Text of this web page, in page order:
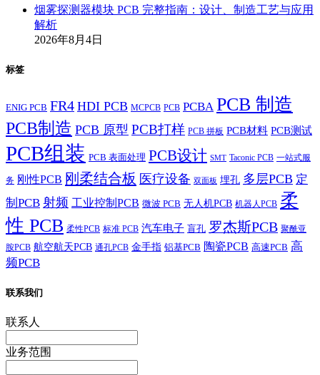
烟雾探测器模块 PCB 完整指南：设计、制造工艺与应用
解析
2026年8月4日
标签
ENIG PCB FR4 HDI PCB MCPCB PCB PCBA PCB 制造
PCB制造 PCB 原型 PCB打样 PCB 拼板 PCB材料 PCB测试
PCB组装 PCB 表面处理 PCB设计 SMT Taconic PCB 一站式服
务 刚性PCB 刚柔结合板 医疗设备 双面板 埋孔 多层PCB 定
制PCB 射频 工业控制PCB 微波 PCB 无人机PCB 机器人PCB 柔
性 PCB 柔性PCB 标准 PCB 汽车电子 盲孔 罗杰斯PCB 聚酰亚
胺PCB 航空航天PCB 通孔PCB 金手指 铝基PCB 陶瓷PCB 高速PCB 高
频PCB
联系我们
联系人
业务范围